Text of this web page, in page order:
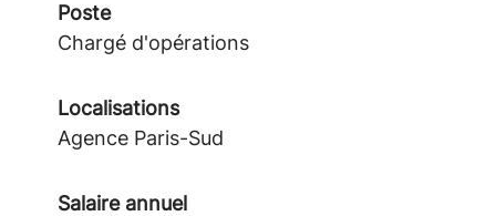
Poste
Chargé d'opérations
Localisations
Agence Paris-Sud
Salaire annuel